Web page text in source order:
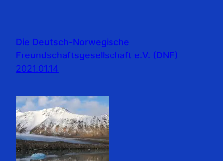
Die Deutsch-Norwegische
Freundschaftsgesellschaft e.V. (DNF)
2021.01.14